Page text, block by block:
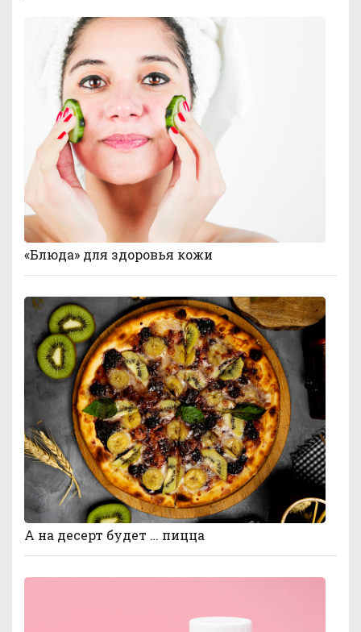
«Блюда» для здоровья кожи
А на десерт будет … пицца